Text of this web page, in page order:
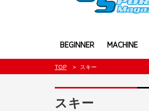
BEGINNER MACHINE
TOP スキー
スキー